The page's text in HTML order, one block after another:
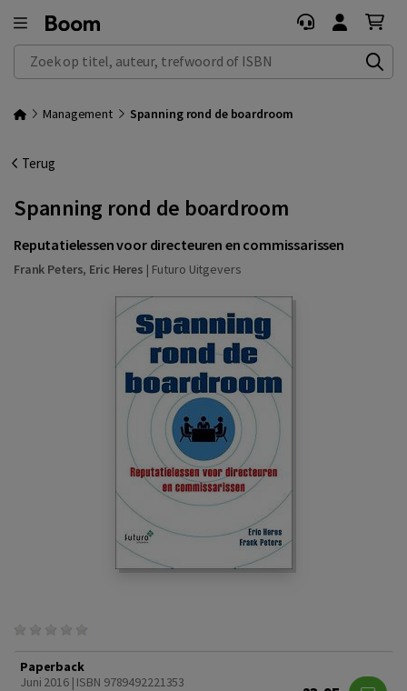
Zoek op titel, auteur, trefwoord of ISBN
Management Spanning rond de boardroom
Terug
Spanning rond de boardroom
Reputatielessen voor directeuren en commissarissen
Frank Peters, Eric Heres | Futuro Uitgevers
Paperback
Juni 2016 | ISBN 9789492221353